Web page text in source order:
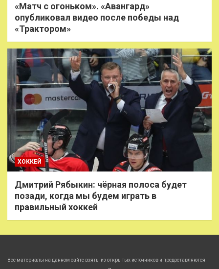
«Матч с огоньком». «Авангард»
опубликовал видео после победы над
«Трактором»
ХОККЕЙ
Дмитрий Рябыкин: чёрная полоса будет
позади, когда мы будем играть в
правильный хоккей
Все материалы на данном сайте взяты из открытых источников и предоставляются